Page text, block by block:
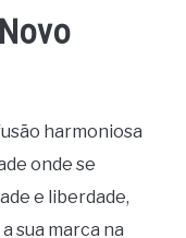
harmoniosa
onde se
e liberdade,
sua marca na